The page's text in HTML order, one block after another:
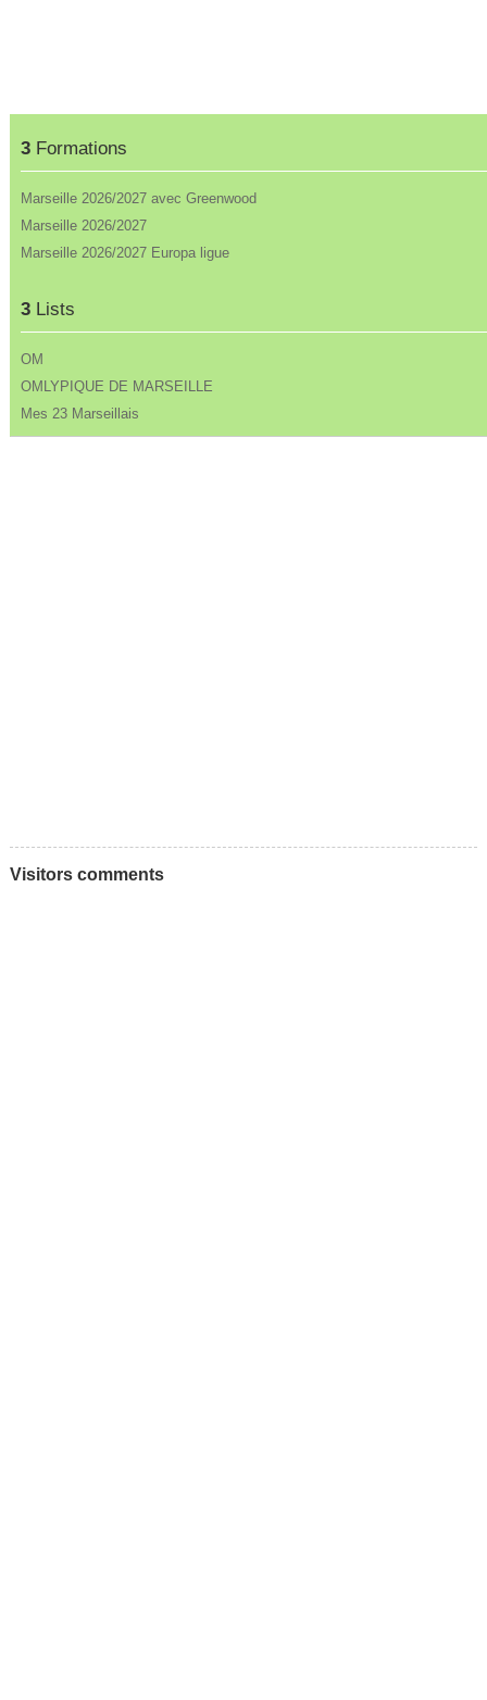
3Formations
Marseille 2026/2027 avec Greenwood
Marseille 2026/2027
Marseille 2026/2027 Europa ligue
3Lists
OM
OMLYPIQUE DE MARSEILLE
Mes 23 Marseillais
Visitors comments